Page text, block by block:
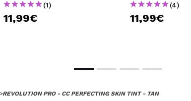
(1)
11,99€
(4)
11,99€
REVOLUTION PRO - CC PERFECTING SKIN TINT - TAN